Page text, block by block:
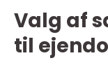
Valg af
til